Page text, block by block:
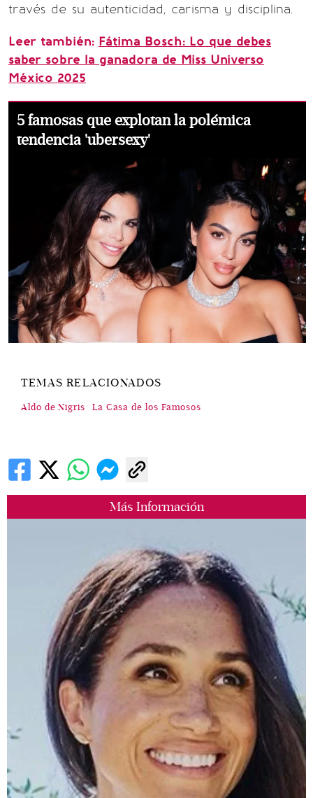
Más Información
través de su autenticidad, carisma y disciplina.
Leer también: Fátima Bosch: Lo que debes
saber sobre la ganadora de Miss Universo
México 2025
5 famosas que explotan la polémica
tendencia 'ubersexy'
TEMAS RELACIONADOS
Aldo de Nigris La Casa de los Famosos